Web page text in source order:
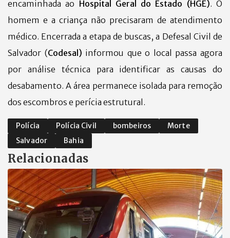
encaminhada ao Hospital Geral do Estado (HGE). O
homem e a criança não precisaram de atendimento
médico. Encerrada a etapa de buscas, a Defesal Civil de
Salvador (Codesal) informou que o local passa agora
por análise técnica para identificar as causas do
desabamento. A área permanece isolada para remoção
dos escombros e perícia estrutural.
Polícia Polícia Civil bombeiros
Morte
Salvador
Bahia
Relacionadas